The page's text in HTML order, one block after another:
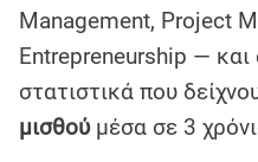
Management, Project
Entrepreneurship —
στατιστικά που
μισθούμέσα σε 3